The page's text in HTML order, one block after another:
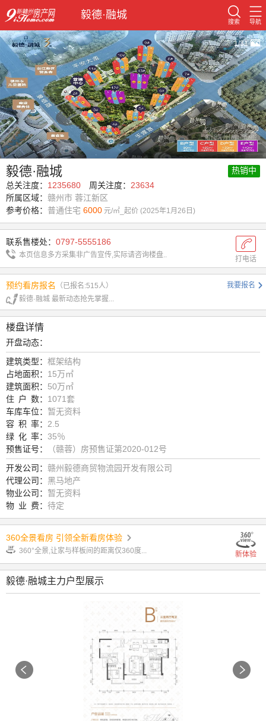
毅德·融城
搜索 导航
1/31
毅德·融城 热销中
总关注度： 1235680 周关注度： 23634
所属区域： 赣州市 蓉江新区
参考价格： 普通住宅 6000 元/㎡_起价 (2025年1月26日)
打电话
联系售楼处： 0797-5555186
本页信息多方采集非广告宣传,实际请咨询楼盘..
我要报名
预约看房报名
（已报名:515人）
毅德·融城 最新动态抢先掌握...
楼盘详情
开盘动态：
建筑类型： 框架结构
占地面积： 15万㎡
建筑面积： 50万㎡
住 户 数： 1071套
车库车位： 暂无资料
容 积 率： 2.5
绿 化 率： 35％
预售证号：
（赣蓉）房预售证第2020-012号
开发公司： 赣州毅德商贸物流园开发有限公司
代理公司： 黑马地产
物业公司： 暂无资料
物 业 费： 待定
新体验
360全景看房 引领全新看房体验
360°全景,让家与样板间的距离仅360度...
毅德·融城主力户型展示